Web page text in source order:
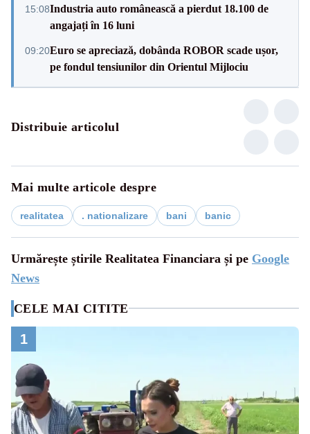
15:08Industria auto românească a pierdut 18.100 de
angajați în 16 luni
09:20Euro se apreciază, dobânda ROBOR scade ușor,
pe fondul tensiunilor din Orientul Mijlociu
Distribuie articolul
Mai multe articole despre
realitatea . nationalizare bani banic
Urmărește știrile Realitatea Financiara și pe Google
News
CELE MAI CITITE
1